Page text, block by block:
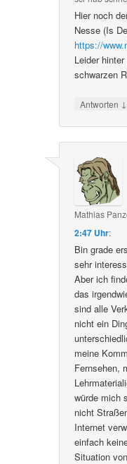
Hier noch
Nesse (Is
https://
Leider
schwarzen
Antworten ↓
Mathias
2:47 Uhr:
Bin grade
sehr
Aber ich
das
sind alle
nicht ein
meine
Fernsehen,
würde mich
nicht
Internet
einfach
Situation